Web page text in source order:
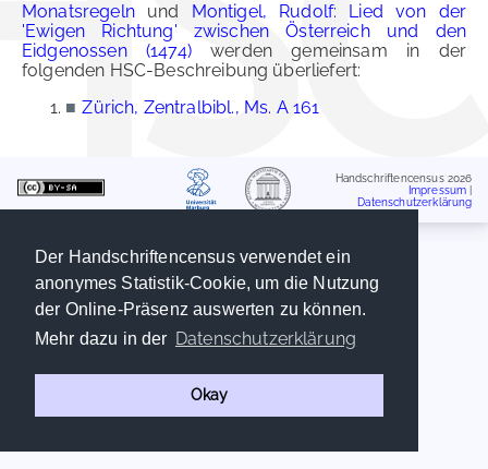
Der Handschriftencensus verwendet ein
anonymes Statistik-Cookie, um die Nutzung
der Online-Präsenz auswerten zu können.
Mehr dazu in der Datenschutzerklärung
Okay
Monatsregelnund Montigel, Rudolf: Lied von der
'Ewigen Richtung' zwischen Österreich und den
Eidgenossen (1474)werden gemeinsam in der
folgenden HSC-Beschreibung überliefert:
■ Zürich, Zentralbibl., Ms. A 161
Handschriftencensus 2026
Impressum
Datenschutzerklärung